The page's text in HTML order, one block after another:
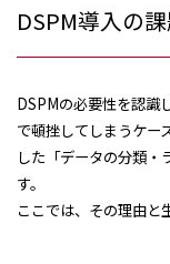
DSPM導入の
DSPMの必要性を認識
で頓挫してしまうケー
した「データの分類
す。
ここでは、その理由と